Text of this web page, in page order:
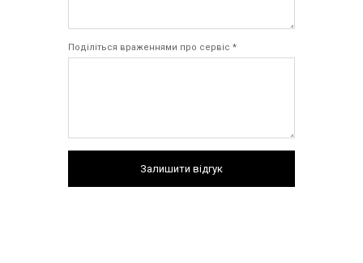
Поділіться враженнями про сервіс *
Залишити відгук